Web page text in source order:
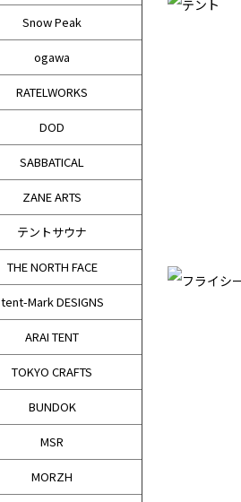
Snow Peak
ogawa
RATELWORKS
DOD
SABBATICAL
ZANE ARTS
テントサウナ
THE NORTH FACE
tent-Mark DESIGNS
ARAI TENT
TOKYO CRAFTS
BUNDOK
MSR
MORZH